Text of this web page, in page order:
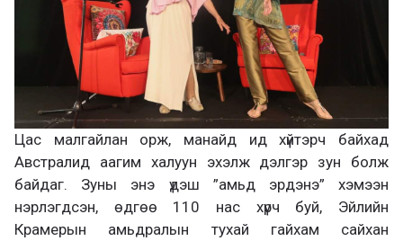
Цас малгайлан орж, манайд ид хүйтэрч байхад
Австралид аагим халуун эхэлж дэлгэр зун болж
байдаг. Зуны энэ үдэш ”амьд эрдэнэ” хэмээн
нэрлэгдсэн, өдгөө 110 нас хүрч буй, Эйлийн
Крамерын амьдралын тухай гайхам сайхан